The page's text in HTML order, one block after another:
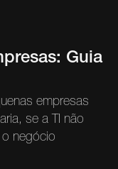
Guia
empresas
se a TI não
negócio